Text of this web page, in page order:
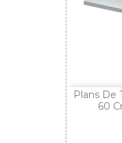
Plans De
60